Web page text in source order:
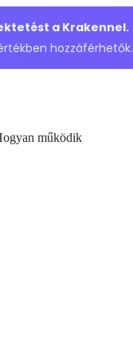
a Krakennel.
hozzáférhetők.
működik